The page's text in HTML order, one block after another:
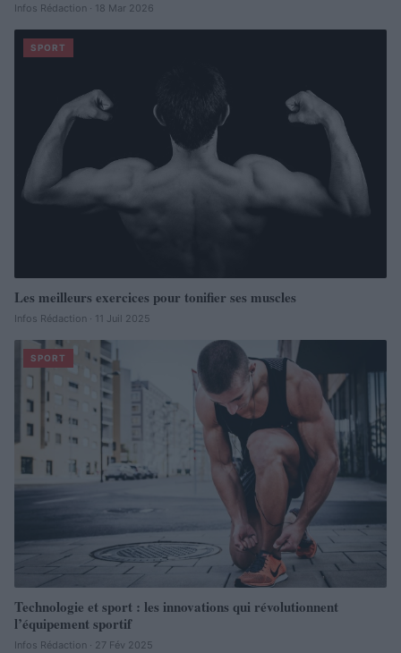
Infos Rédaction · 18 Mar 2026
SPORT
Les meilleurs exercices pour tonifier ses muscles
Infos Rédaction · 11 Juil 2025
SPORT
Technologie et sport : les innovations qui révolutionnent
l’équipement sportif
Infos Rédaction · 27 Fév 2025